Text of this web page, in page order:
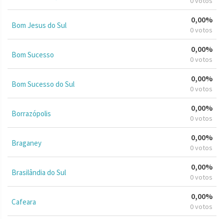
Bom Jesus do Sul
0,00%
0 votos
Bom Sucesso
0,00%
0 votos
Bom Sucesso do Sul
0,00%
0 votos
Borrazópolis
0,00%
0 votos
Braganey
0,00%
0 votos
Brasilândia do Sul
0,00%
0 votos
Cafeara
0,00%
0 votos